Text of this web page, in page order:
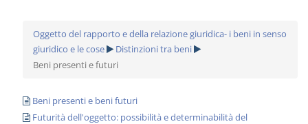
Oggetto del rapporto e della relazione giuridica- i beni in senso
giuridico e le cose
Distinzioni tra beni
Beni presenti e futuri
Beni presenti e beni futuri
Futurità dell'oggetto: possibilità e determinabilità del